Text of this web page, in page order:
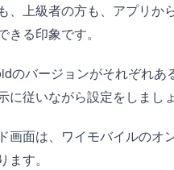
、上級者の方も、アプリか
きる印象です。
のバージョンがそれぞれあ
に従いながら設定をしましょ
画面は、ワイモバイルのオ
す。